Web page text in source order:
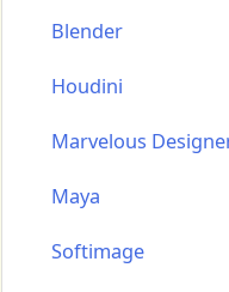
Blender
Houdini
Marvelous
Maya
Softimage